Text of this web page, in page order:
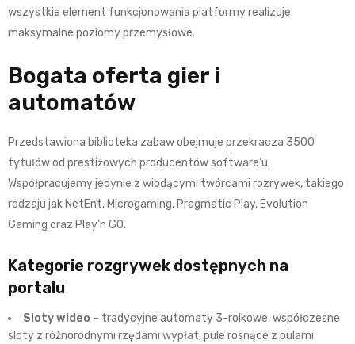
wszystkie element funkcjonowania platformy realizuje
maksymalne poziomy przemysłowe.
Bogata oferta gier i
automatów
Przedstawiona biblioteka zabaw obejmuje przekracza 3500
tytułów od prestiżowych producentów software’u.
Współpracujemy jedynie z wiodącymi twórcami rozrywek, takiego
rodzaju jak NetEnt, Microgaming, Pragmatic Play, Evolution
Gaming oraz Play’n GO.
Kategorie rozgrywek dostępnych na
portalu
Sloty wideo – tradycyjne automaty 3-rolkowe, współczesne
sloty z różnorodnymi rzędami wypłat, pule rosnące z pulami